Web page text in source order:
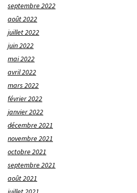
septembre 2022
août 2022
juillet 2022
juin 2022
mai 2022
avril 2022
mars 2022
février 2022
janvier 2022
décembre 2021
novembre 2021
octobre 2021
septembre 2021
août 2021